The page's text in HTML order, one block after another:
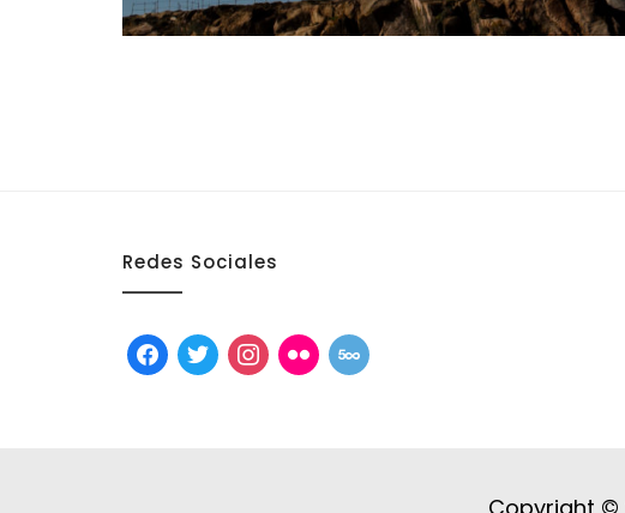
Redes Sociales
facebook
twitterinstagram
flickr 500px